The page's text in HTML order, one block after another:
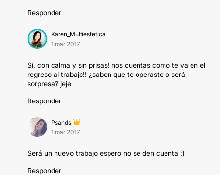
Responder
Karen_Multiestetica
1 mar 2017
Sí, con calma y sin prisas! nos cuentas como te va en el
regreso al trabajo!! ¿saben que te operaste o será
sorpresa? jeje
Responder
Psands
1 mar 2017
Será un nuevo trabajo espero no se den cuenta :)
Responder